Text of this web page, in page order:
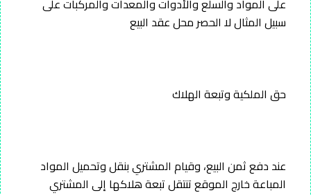
سبيل المثال لا الحصر محل عقد البيع
حق الملكية وتبعة الهلاك
عند دفع ثمن البيع، وقيام المشتري بنقل وتحميل المواد
المباعة خارج الموقع تنتقل تبعة هلاكها إلى المشتري